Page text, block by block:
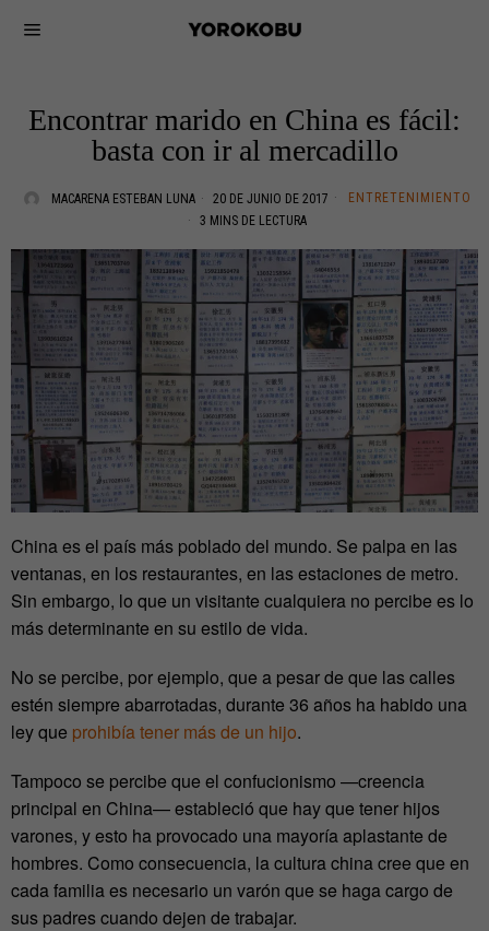
Encontrar marido en China es fácil:
basta con ir al mercadillo
MACARENA ESTEBAN LUNA 20 DE JUNIO DE 2017
ENTRETENIMIENTO
3 MINS DE LECTURA
China es el país más poblado del mundo. Se palpa en las
ventanas, en los restaurantes, en las estaciones de metro.
Sin embargo, lo que un visitante cualquiera no percibe es lo
más determinante en su estilo de vida.
No se percibe, por ejemplo, que a pesar de que las calles
estén siempre abarrotadas, durante 36 años ha habido una
ley que prohibía tener más de un hijo.
Tampoco se percibe que el confucionismo —creencia
principal en China— estableció que hay que tener hijos
varones, y esto ha provocado una mayoría aplastante de
hombres. Como consecuencia, la cultura china cree que en
cada familia es necesario un varón que se haga cargo de
sus padres cuando dejen de trabajar.